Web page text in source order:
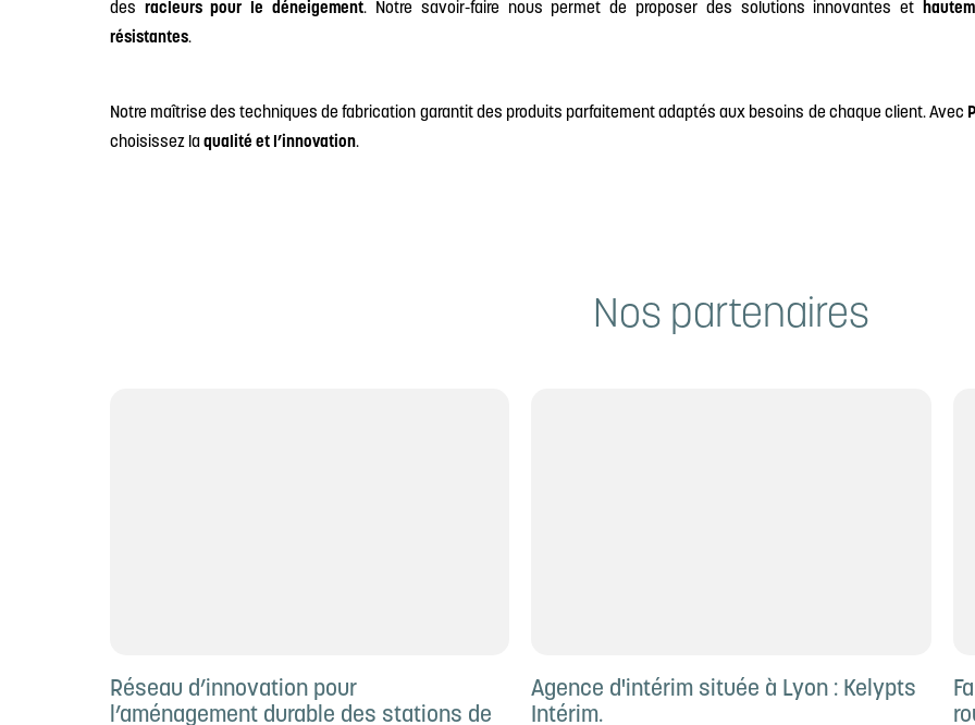
des racleurs pour le déneigement. Notre savoir-faire nous permet de proposer des solutions innovantes et
résistantes.
Notre maîtrise des techniques de fabrication garantit des produits parfaitement adaptés aux besoins de chaque client. Avec
choisissez la qualité et l’innovation.
Nos partenaires
Réseau d’innovation pour
l’aménagement durable des stations de
Agence d'intérim située à Lyon : Kelypts
Intérim.